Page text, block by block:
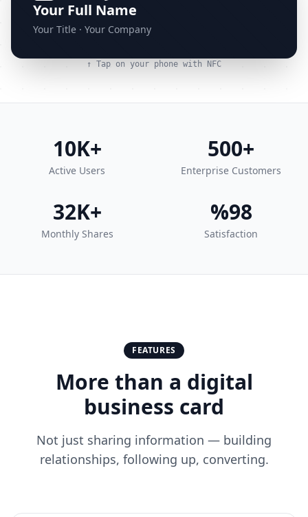
Your Full Name
Your Title · Your Company
↑ Tap on your phone with NFC
10K+
Active Users
500+
Enterprise Customers
32K+
Monthly Shares
%98
Satisfaction
FEATURES
More than a digital
business card
Not just sharing information — building
relationships, following up, converting.